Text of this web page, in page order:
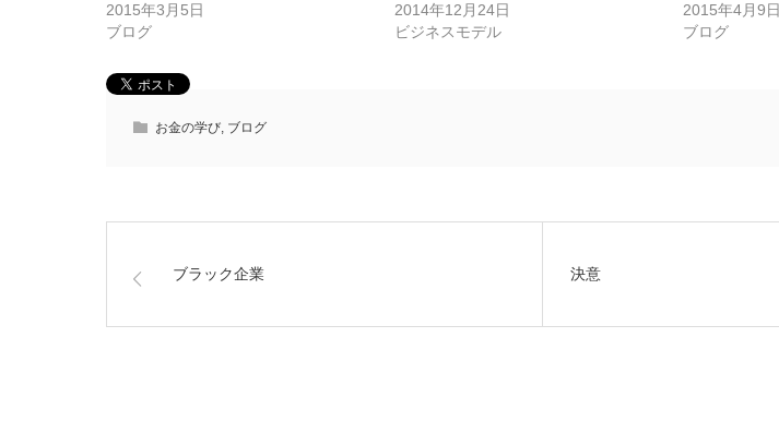
2015年3月5日
ブログ
2014年12月24日
ビジネスモデル
2015年4月9日
ブログ
お金の学び, ブログ
ブラック企業 決意